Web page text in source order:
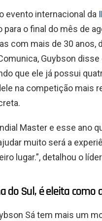
evento internacional da
o final do mês de
com mais de 30 anos,
Guybson disse
que ele já possui
na competição mais
Master e esse ano
muito será a
lugar.”, detalhou o
do Sul, é eleita como
Sá tem mais um